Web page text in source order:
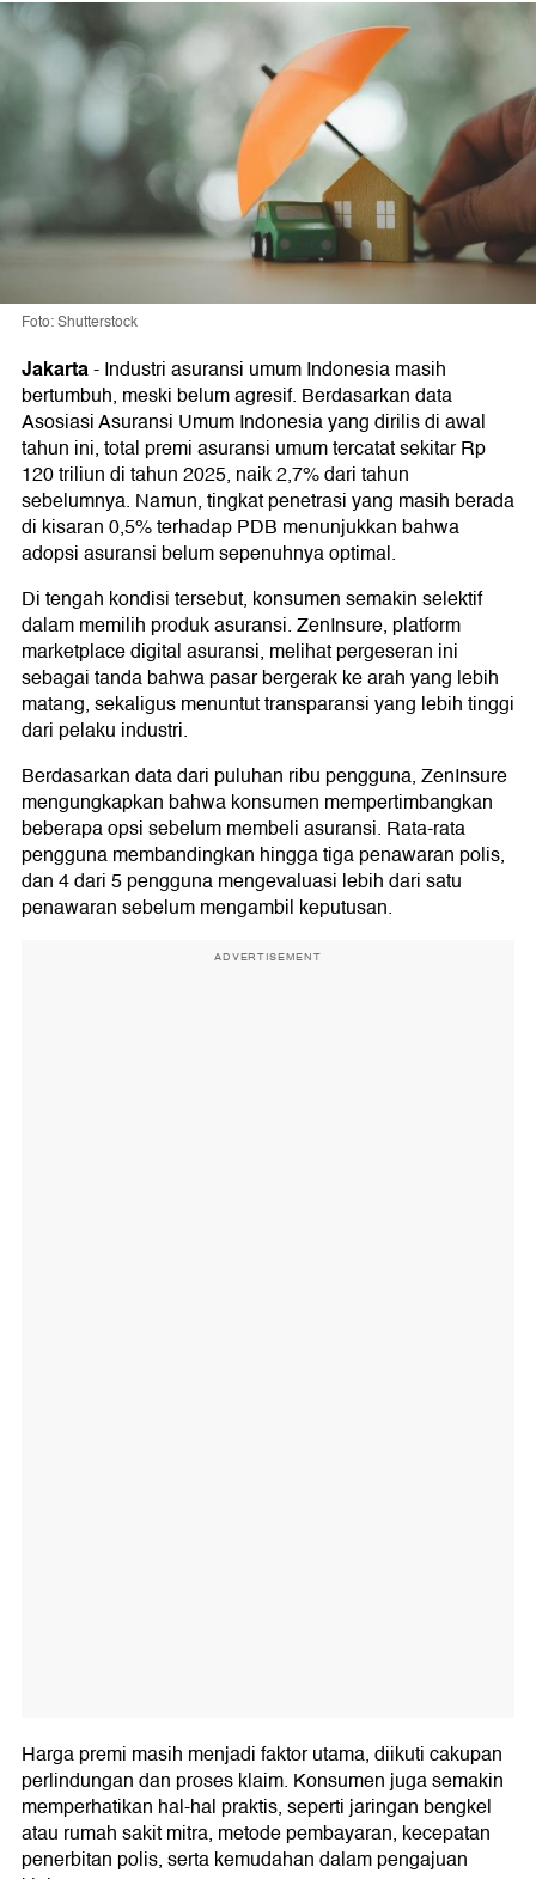
Foto: Shutterstock
Jakarta-Industri asuransi umum Indonesia masih
bertumbuh, meski belum agresif. Berdasarkan data
Asosiasi Asuransi Umum Indonesia yang dirilis di awal
tahun ini, total premi asuransi umum tercatat sekitar Rp
120 triliun di tahun 2025, naik 2,7% dari tahun
sebelumnya. Namun, tingkat penetrasi yang masih berada
di kisaran 0,5% terhadap PDB menunjukkan bahwa
adopsi asuransi belum sepenuhnya optimal.
Di tengah kondisi tersebut, konsumen semakin selektif
dalam memilih produk asuransi. ZenInsure, platform
marketplace digital asuransi, melihat pergeseran ini
sebagai tanda bahwa pasar bergerak ke arah yang lebih
matang, sekaligus menuntut transparansi yang lebih tinggi
dari pelaku industri.
Berdasarkan data dari puluhan ribu pengguna, ZenInsure
mengungkapkan bahwa konsumen mempertimbangkan
beberapa opsi sebelum membeli asuransi. Rata-rata
pengguna membandingkan hingga tiga penawaran polis,
dan 4 dari 5 pengguna mengevaluasi lebih dari satu
penawaran sebelum mengambil keputusan.
ADVERTISEMENT
Harga premi masih menjadi faktor utama, diikuti cakupan
perlindungan dan proses klaim. Konsumen juga semakin
memperhatikan hal-hal praktis, seperti jaringan bengkel
atau rumah sakit mitra, metode pembayaran, kecepatan
penerbitan polis, serta kemudahan dalam pengajuan